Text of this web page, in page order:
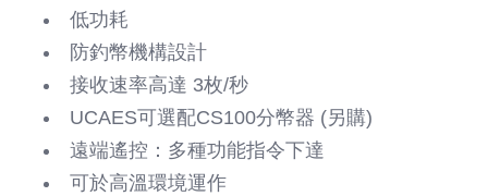
低功耗
防釣幣機構設計
接收速率高達 3枚/秒
UCAES可選配CS100分幣器 (另購)
遠端遙控：多種功能指令下達
可於高溫環境運作